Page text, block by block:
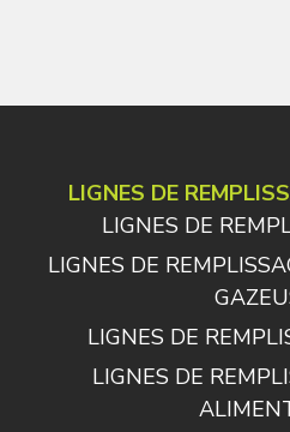
LIGNES DE
LIGNES DE
LIGNES DE
LIGNES DE
LIGNES DE